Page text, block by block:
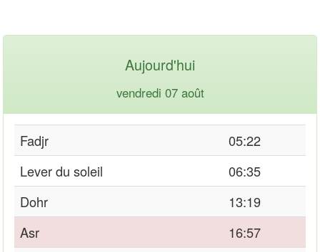
Aujourd'hui
vendredi 07 août
Fadjr
05:22
Lever du soleil
06:35
Dohr
13:19
Asr
16:57